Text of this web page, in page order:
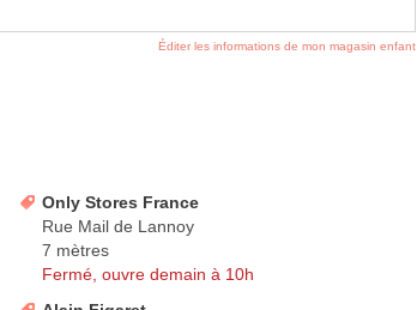
Éditer les informations de mon magasin enfant
Only Stores France
Rue Mail de Lannoy
7 mètres
Fermé, ouvre demain à 10h